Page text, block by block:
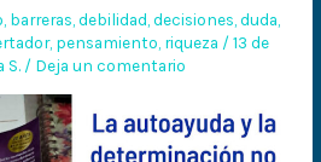
barreras ,debilidad ,decisiones ,duda
, pensamiento riqueza /13 de
S. / Deja un comentario